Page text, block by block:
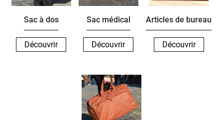
Sac à dos
Découvrir
Sac médical
Découvrir
Articles de bureau
Découvrir